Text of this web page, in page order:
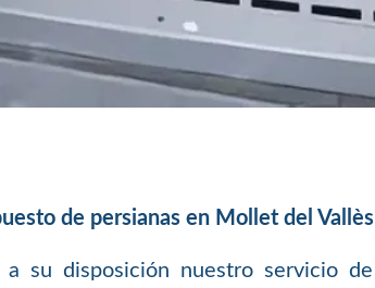
de persianas en Mollet del Vallès
a su disposición nuestro servicio